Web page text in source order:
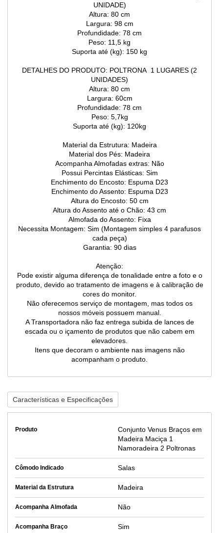
UNIDADE)
Altura: 80 cm
Largura: 98 cm
Profundidade: 78 cm
Peso: 11,5 kg
Suporta até (kg): 150 kg
DETALHES DO PRODUTO: POLTRONA 1 LUGARES (2
UNIDADES)
Altura: 80 cm
Largura: 60cm
Profundidade: 78 cm
Peso: 5,7kg
Suporta até (kg): 120kg
Material da Estrutura: Madeira
Material dos Pés: Madeira
Acompanha Almofadas extras: Não
Possui Percintas Elásticas: Sim
Enchimento do Encosto: Espuma D23
Enchimento do Assento: Espuma D23
Altura do Encosto: 50 cm
Altura do Assento até o Chão: 43 cm
Almofada do Assento: Fixa
Necessita Montagem: Sim (Montagem simples 4 parafusos
cada peça)
Garantia: 90 dias
Atenção:
Pode existir alguma diferença de tonalidade entre a foto e o
produto, devido ao tratamento de imagens e à calibração de
cores do monitor.
Não oferecemos serviço de montagem, mas todos os
nossos móveis possuem manual.
A Transportadora não faz entrega subida de lances de
escada ou o içamento de produtos que não cabem em
elevadores.
Itens que decoram o ambiente nas imagens não
acompanham o produto.
Características e Especificações
Produto
Conjunto Venus Braços em
Madeira Maciça 1
Namoradeira 2 Poltronas
Cômodo Indicado Salas
Material da Estrutura Madeira
Acompanha Almofada Não
Acompanha Braço Sim